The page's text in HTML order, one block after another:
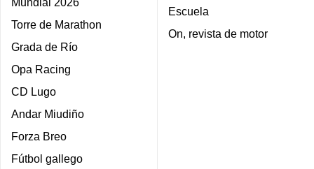
Torre de Marathon
Grada de Río
Opa Racing
CD Lugo
Andar Miudiño
Forza Breo
Fútbol gallego
Escuela
On, revista de motor